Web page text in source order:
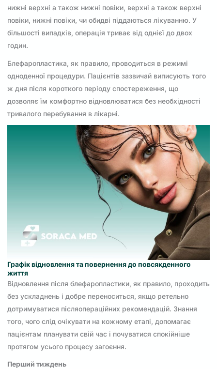
нижні верхні а також нижні повіки, верхні а також верхні
повіки, нижні повіки, чи обидві піддаються лікуванню. У
більшості випадків, операція триває від однієї до двох
годин.
Блефаропластика, як правило, проводиться в режимі
одноденної процедури. Пацієнтів зазвичай виписують того
ж дня після короткого періоду спостереження, що
дозволяє їм комфортно відновлюватися без необхідності
тривалого перебування в лікарні.
Графік відновлення та повернення до повсякденного
життя
Відновлення після блефаропластики, як правило, проходить
без ускладнень і добре переноситься, якщо ретельно
дотримуватися післяопераційних рекомендацій. Знання
того, чого слід очікувати на кожному етапі, допомагає
пацієнтам планувати свій час і почуватися спокійніше
протягом усього процесу загоєння.
Перший тиждень